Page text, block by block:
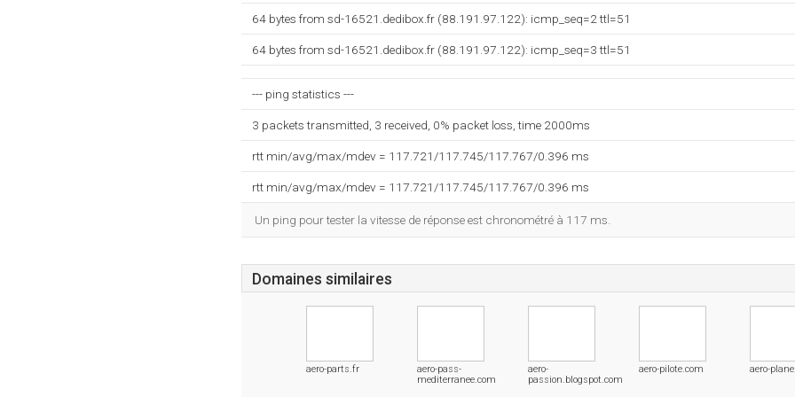
64 bytes from sd-16521.dedibox.fr (88.191.97.122): icmp_seq=2 ttl=51
64 bytes from sd-16521.dedibox.fr (88.191.97.122): icmp_seq=3 ttl=51
--- ping statistics ---
3 packets transmitted, 3 received, 0% packet loss, time 2000ms
rtt min/avg/max/mdev = 117.721/117.745/117.767/0.396 ms
rtt min/avg/max/mdev = 117.721/117.745/117.767/0.396 ms
Un ping pour tester la vitesse de réponse est chronométré à 117 ms.
Domaines similaires
aero-parts.fr
aero-pass-
mediterranee.com
aero-
passion.blogspot.com
aero-pilote.com aero-